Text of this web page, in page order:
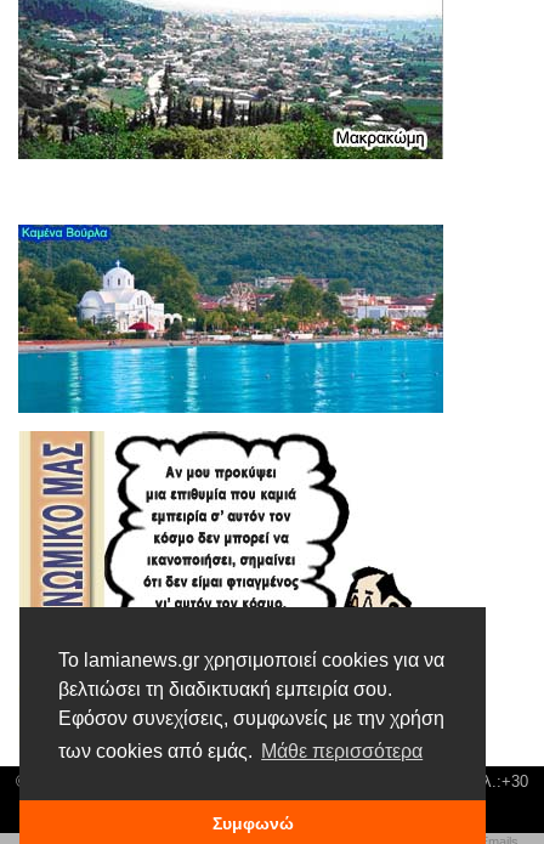
Το lamianews.gr χρησιμοποιεί cookies για να
βελτιώσει τη διαδικτυακή εμπειρία σου.
Εφόσον συνεχίσεις, συμφωνείς με την χρήση
των cookies από εμάς. Μάθε περισσότερα
Συμφωνώ
© Lamia News | Διεύθυνση: Καποδιστρίου 3 ΤΚ-35132 ΛΑΜΙΑ | Τηλ.:+30
news@lamianews.gr